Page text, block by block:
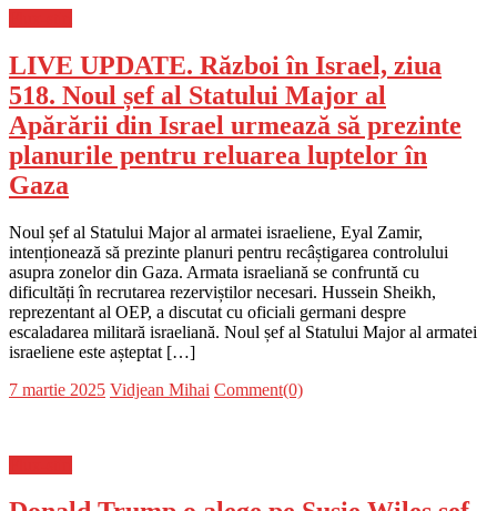
LIVE UPDATE. Război în Israel, ziua
518. Noul șef al Statului Major al
Apărării din Israel urmează să prezinte
planurile pentru reluarea luptelor în
Gaza
Noul șef al Statului Major al armatei israeliene, Eyal Zamir,
intenționează să prezinte planuri pentru recâștigarea controlului
asupra zonelor din Gaza. Armata israeliană se confruntă cu
dificultăți în recrutarea rezerviștilor necesari. Hussein Sheikh,
reprezentant al OEP, a discutat cu oficiali germani despre
escaladarea militară israeliană. Noul șef al Statului Major al armatei
israeliene este așteptat […]
Posted
7 martie 2025 Author
Vidjean Mihai Comment(0)